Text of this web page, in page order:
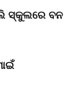
ସ୍କୁଲରେ ବନ